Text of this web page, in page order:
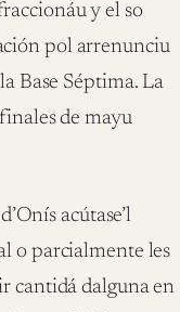
y el so
pol arrenunciu
Base Séptima. La
de mayu
acútase’l
o parcialmente les
cantidá dalguna en